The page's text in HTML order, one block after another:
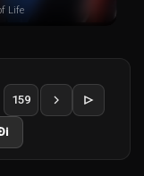
Life
159